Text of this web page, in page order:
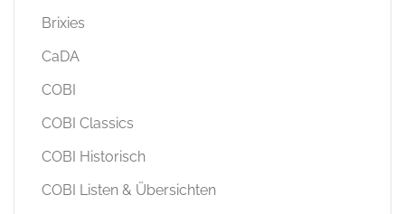
Brixies
CaDA
COBI
COBI Classics
COBI Historisch
COBI Listen & Übersichten